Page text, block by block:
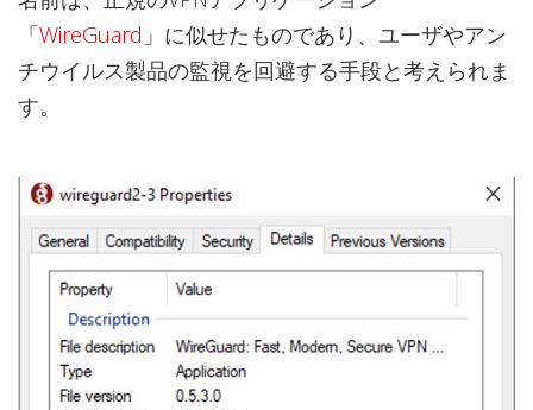
「WireGuard 」に似せたものであり、ユーザやアン
チウイルス製品の監視を回避する手段と考えられま
す。